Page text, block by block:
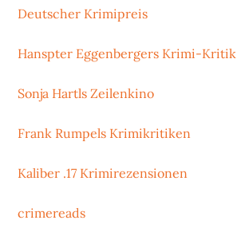
Deutscher Krimipreis
Hanspter Eggenbergers Krimi-Kritik
Sonja Hartls Zeilenkino
Frank Rumpels Krimikritiken
Kaliber .17 Krimirezensionen
crimereads